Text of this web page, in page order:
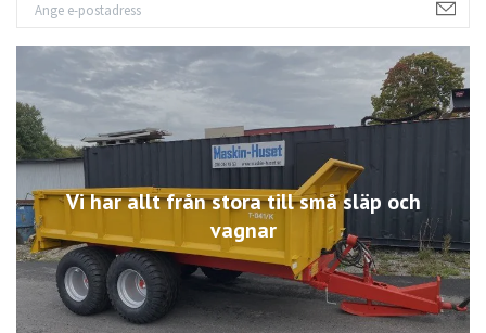
Vi har allt från stora till små släp och
vagnar